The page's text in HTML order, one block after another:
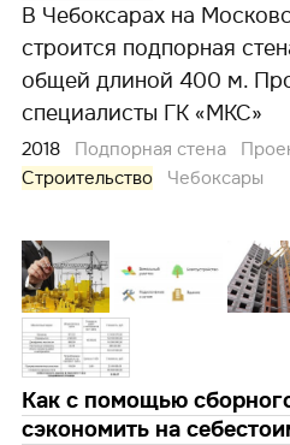
В Чебоксарах на
строится подпорная
общей длиной 400 м.
специалисты ГК «МКС»
2018 Подпорная стена
Строительство
Чебоксары
Как с помощью
сэкономить на